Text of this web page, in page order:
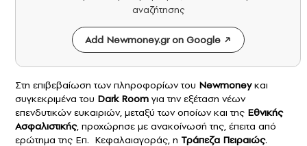
αναζήτησης
Add Newmoney.gr on Google
Στη επιβεβαίωση των πληροφορίων του Newmoneyκαι
συγκεκριμένα του Dark Room για την εξέταση νέων
επενδυτικών ευκαιριών, μεταξύ των οποίων και της Εθνικής
Ασφαλιστικής, προχώρησε με ανακοίνωσή της, έπειτα από
ερώτημα της Επ. Κεφαλαιαγοράς, η Τράπεζα Πειραιώς.